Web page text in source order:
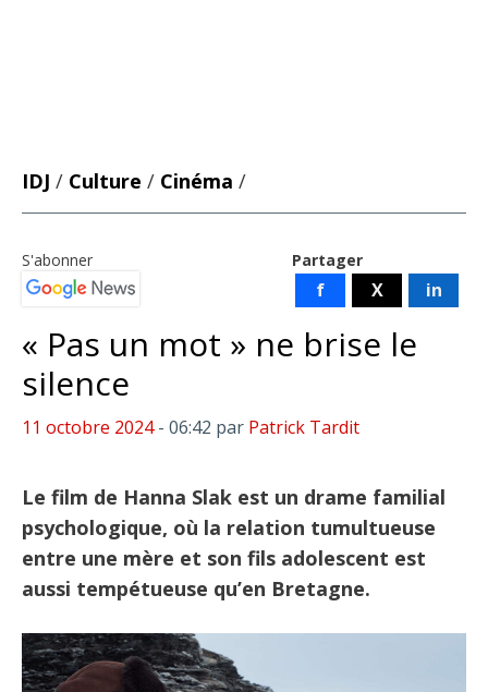
IDJ / Culture / Cinéma /
Partager
f X in
S'abonner
« Pas un mot » ne brise le
silence
11 octobre 2024- 06:42 par Patrick Tardit
Le film de Hanna Slak est un drame familial
psychologique, où la relation tumultueuse
entre une mère et son fils adolescent est
aussi tempétueuse qu’en Bretagne.